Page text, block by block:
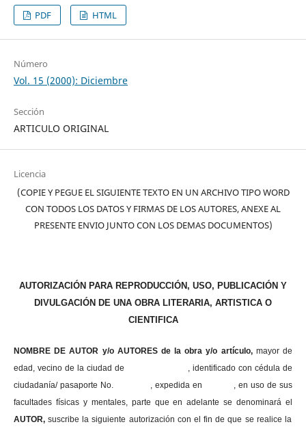
PDF HTML
Número
Vol. 15 (2000): Diciembre
Sección
ARTICULO ORIGINAL
Licencia
(COPIE Y PEGUE EL SIGUIENTE TEXTO EN UN ARCHIVO TIPO WORD
CON TODOS LOS DATOS Y FIRMAS DE LOS AUTORES, ANEXE AL
PRESENTE ENVIO JUNTO CON LOS DEMAS DOCUMENTOS)
AUTORIZACIÓN PARA REPRODUCCIÓN, USO, PUBLICACIÓN Y
DIVULGACIÓN DE UNA OBRA LITERARIA, ARTISTICA O
CIENTIFICA
NOMBRE DE AUTOR y/o AUTORES de la obra y/o artículo, mayor de
edad, vecino de la ciudad de , identificado con cédula de
ciudadanía/ pasaporte No. , expedida en , en uso de sus
facultades físicas y mentales, parte que en adelante se denominará el
AUTOR,suscribe la siguiente autorización con el fin de que se realice la